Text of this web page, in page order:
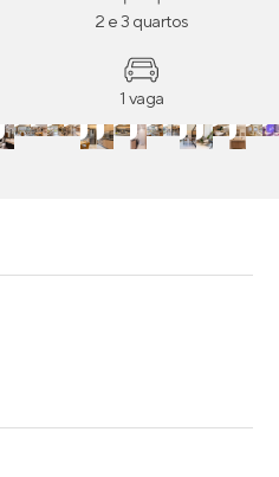
2 e 3 quartos
1 vaga